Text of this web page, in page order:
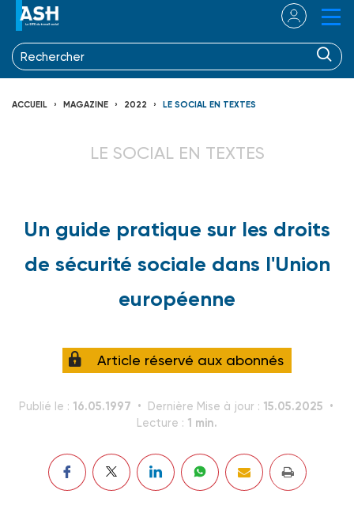
ACCUEIL MAGAZINE 2022 LE SOCIAL EN TEXTES
LE SOCIAL EN TEXTES
Un guide pratique sur les droits
de sécurité sociale dans l'Union
européenne
Article réservé aux abonnés
Publié le : 16.05.1997 Dernière Mise à jour : 15.05.2025
Lecture : 1 min.